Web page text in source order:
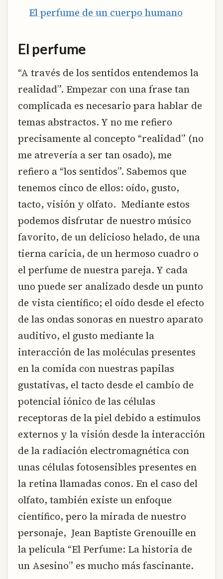
El perfume de un cuerpo humano
El perfume
“A través de los sentidos entendemos la
realidad”. Empezar con una frase tan
complicada es necesario para hablar de
temas abstractos. Y no me refiero
precisamente al concepto “realidad” (no
me atrevería a ser tan osado), me
refiero a “los sentidos”. Sabemos que
tenemos cinco de ellos: oído, gusto,
tacto, visión y olfato. Mediante estos
podemos disfrutar de nuestro músico
favorito, de un delicioso helado, de una
tierna caricia, de un hermoso cuadro o
el perfume de nuestra pareja. Y cada
uno puede ser analizado desde un punto
de vista científico; el oído desde el efecto
de las ondas sonoras en nuestro aparato
auditivo, el gusto mediante la
interacción de las moléculas presentes
en la comida con nuestras papilas
gustativas, el tacto desde el cambio de
potencial iónico de las células
receptoras de la piel debido a estímulos
externos y la visión desde la interacción
de la radiación electromagnética con
unas células fotosensibles presentes en
la retina llamadas conos. En el caso del
olfato, también existe un enfoque
científico, pero la mirada de nuestro
personaje, Jean Baptiste Grenouille en
la película “El Perfume: La historia de
un Asesino” es mucho más fascinante.